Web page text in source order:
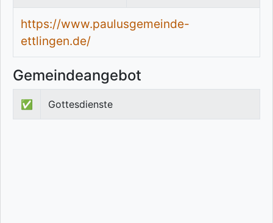
https://www.paulusgemeinde-
ettlingen.de/
Gemeindeangebot
✅ Gottesdienste